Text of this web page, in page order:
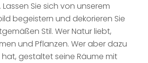
Sie sich von unserem
begeistern und dekorieren Sie
Stil. Wer Natur liebt,
und Pflanzen. Wer aber dazu
gestaltet seine Räume mit